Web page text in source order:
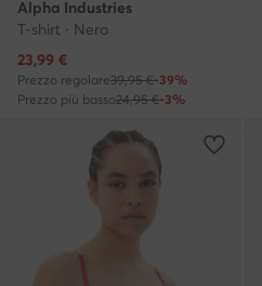
Alpha Industries
T-shirt · Nero
Prezzo attuale
23,99 €
Prezzo regolare39,95 €-39%
Prezzo più basso24,95 €-3%